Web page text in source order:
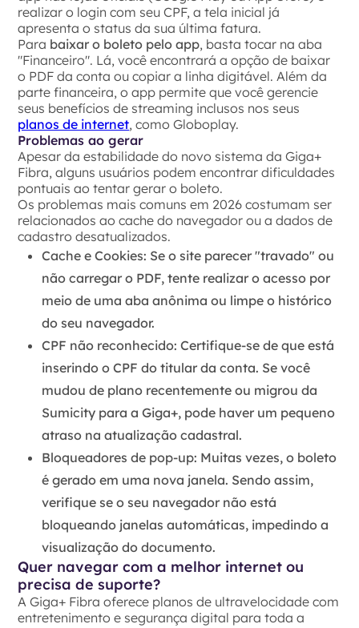
realizar o login com seu CPF, a tela inicial já
apresenta o status da sua última fatura.
Para baixar o boleto pelo app, basta tocar na aba
"Financeiro". Lá, você encontrará a opção de baixar
o PDF da conta ou copiar a linha digitável. Além da
parte financeira, o app permite que você gerencie
seus benefícios de streaming inclusos nos seus
planos de internet, como Globoplay.
Problemas ao gerar
Apesar da estabilidade do novo sistema da Giga+
Fibra, alguns usuários podem encontrar dificuldades
pontuais ao tentar gerar o boleto.
Os problemas mais comuns em 2026 costumam ser
relacionados ao cache do navegador ou a dados de
cadastro desatualizados.
Cache e Cookies: Se o site parecer "travado" ou
não carregar o PDF, tente realizar o acesso por
meio de uma aba anônima ou limpe o histórico
do seu navegador.
CPF não reconhecido: Certifique-se de que está
inserindo o CPF do titular da conta. Se você
mudou de plano recentemente ou migrou da
Sumicity para a Giga+, pode haver um pequeno
atraso na atualização cadastral.
Bloqueadores de pop-up: Muitas vezes, o boleto
é gerado em uma nova janela. Sendo assim,
verifique se o seu navegador não está
bloqueando janelas automáticas, impedindo a
visualização do documento.
Quer navegar com a melhor internet ou
precisa de suporte?
A Giga+ Fibra oferece planos de ultravelocidade com
entretenimento e segurança digital para toda a